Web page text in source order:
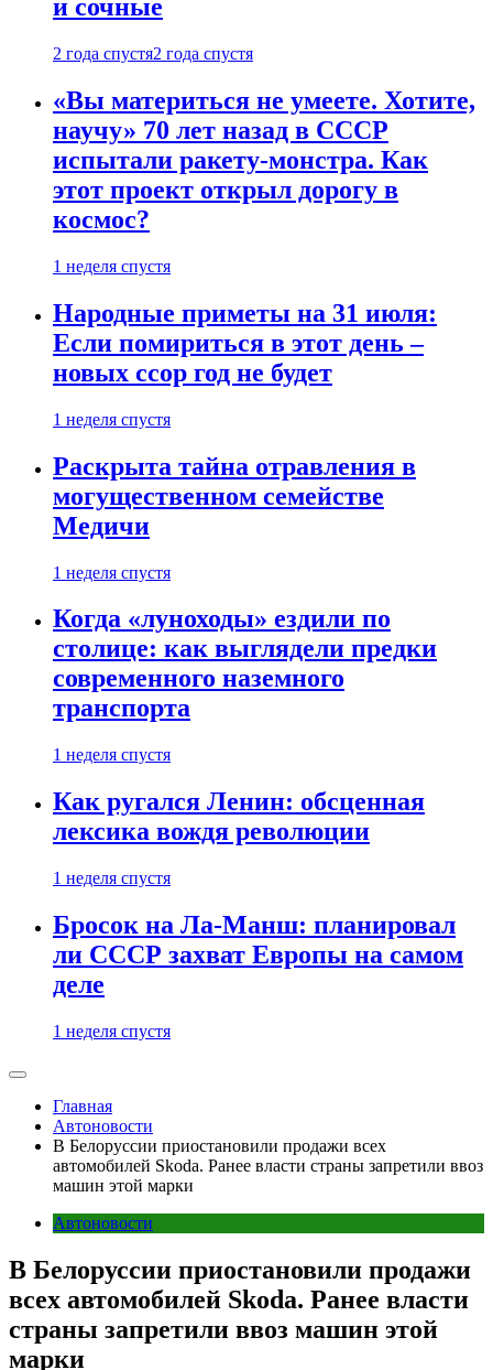
и сочные
2 года спустя2 года спустя
«Вы материться не умеете. Хотите,
научу» 70 лет назад в СССР
испытали ракету-монстра. Как
этот проект открыл дорогу в
космос?
1 неделя спустя
Народные приметы на 31 июля:
Если помириться в этот день –
новых ссор год не будет
1 неделя спустя
Раскрыта тайна отравления в
могущественном семействе
Медичи
1 неделя спустя
Когда «луноходы» ездили по
столице: как выглядели предки
современного наземного
транспорта
1 неделя спустя
Как ругался Ленин: обсценная
лексика вождя революции
1 неделя спустя
Бросок на Ла-Манш: планировал
ли СССР захват Европы на самом
деле
1 неделя спустя
Главная
Автоновости
В Белоруссии приостановили продажи всех
автомобилей Skoda. Ранее власти страны запретили ввоз
машин этой марки
Автоновости
В Белоруссии приостановили продажи
всех автомобилей Skoda. Ранее власти
страны запретили ввоз машин этой
марки